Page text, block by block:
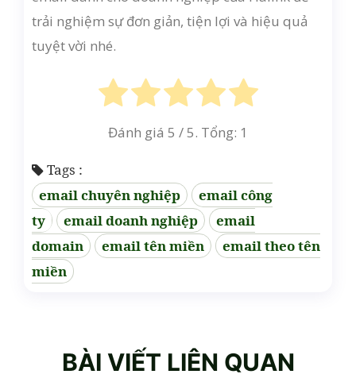
trải nghiệm sự đơn giản, tiện lợi và hiệu quả
tuyệt vời nhé.
Đánh giá 5 / 5. Tổng: 1
Tags :
email chuyên nghiệp
email công
ty
email doanh nghiệp
email
domain
email tên miền
email theo tên
miền
BÀI VIẾT LIÊN QUAN